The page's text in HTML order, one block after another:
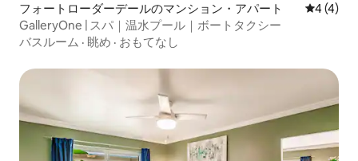
フォートローダーデールのマンション・アパート レビュー
4 (4)
GalleryOne | スパ｜温水プール｜ボートタクシー
バスルーム · 眺め · おもてなし